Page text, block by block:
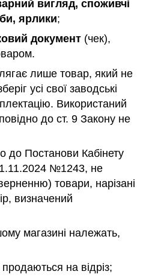
вигляд, споживчі
ярлики;
документ (чек),
лише товар, який не
усі свої заводські
Використаний
до ст. 9 Закону не
до Постанови Кабінету
№1243, не
товари, нарізані
визначений
магазині належать,
на відріз;